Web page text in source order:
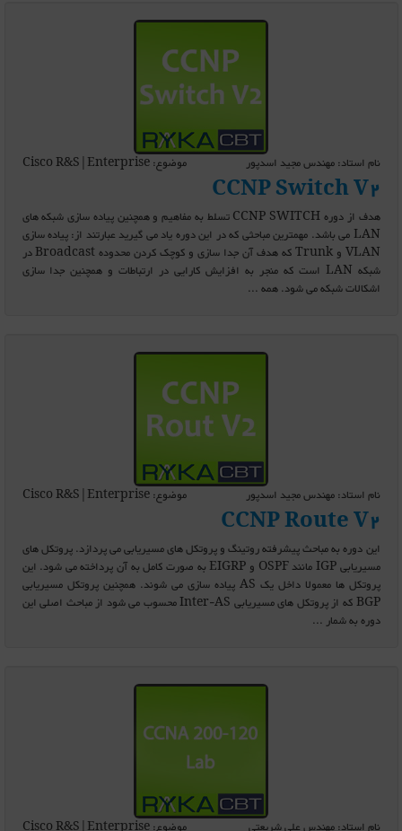
نام استاد: مهندس مجید اسدپور موضوع: Cisco R&S|Enterprise
CCNP Switch V2
هدف از دوره CCNP SWITCH تسلط به مفاهیم و همچنین پیاده سازی شبکه های
LAN می باشد. مهمترین مباحثی که در این دوره یاد می گیرید عبارتند از: پیاده سازی
VLAN و Trunk که هدف آن جدا سازی و کوچک کردن محدوده Broadcast در
شبکه LAN است که منجر به افزایش کارایی در ارتباطات و همچنین جدا سازی
اشکالات شبکه می شود. همه ...
نام استاد: مهندس مجید اسدپور موضوع: Cisco R&S|Enterprise
CCNP Route V2
این دوره به مباحث پیشرفته روتینگ و پروتکل های مسیریابی می پردازد. پروتکل های
مسیریابی IGP مانند OSPF و EIGRP به صورت کامل به آن پرداخته می شود. این
پروتکل ها معمولا داخل یک AS پیاده سازی می شوند. همچنین پروتکل مسیریابی
BGP که از پروتکل های مسیریابی Inter-AS محسوب می شود از مباحث اصلی این
دوره به شمار ...